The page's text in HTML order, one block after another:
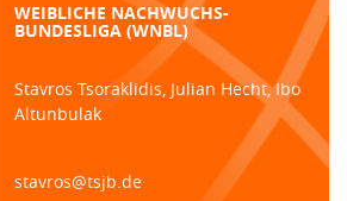
WEIBLICHE NACHWUCHS-
BUNDESLIGA (WNBL)
Stavros Tsoraklidis, Julian Hecht, Ibo
Altunbulak
stavros@tsjb.de